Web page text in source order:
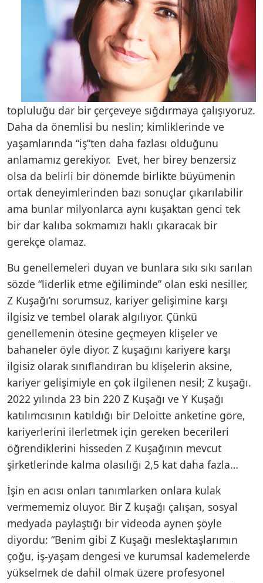
topluluğu dar bir çerçeveye sığdırmaya çalışıyoruz.
Daha da önemlisi bu neslin; kimliklerinde ve
yaşamlarında “iş”ten daha fazlası olduğunu
anlamamız gerekiyor. Evet, her birey benzersiz
olsa da belirli bir dönemde birlikte büyümenin
ortak deneyimlerinden bazı sonuçlar çıkarılabilir
ama bunlar milyonlarca aynı kuşaktan genci tek
bir dar kalıba sokmamızı haklı çıkaracak bir
gerekçe olamaz.
Bu genellemeleri duyan ve bunlara sıkı sıkı sarılan
sözde “liderlik etme eğiliminde” olan eski nesiller,
Z Kuşağı’nı sorumsuz, kariyer gelişimine karşı
ilgisiz ve tembel olarak algılıyor. Çünkü
genellemenin ötesine geçmeyen klişeler ve
bahaneler öyle diyor. Z kuşağını kariyere karşı
ilgisiz olarak sınıflandıran bu klişelerin aksine,
kariyer gelişimiyle en çok ilgilenen nesil; Z kuşağı.
2022 yılında 23 bin 220 Z Kuşağı ve Y Kuşağı
katılımcısının katıldığı bir Deloitte anketine göre,
kariyerlerini ilerletmek için gereken becerileri
öğrendiklerini hisseden Z Kuşağının mevcut
şirketlerinde kalma olasılığı 2,5 kat daha fazla…
İşin en acısı onları tanımlarken onlara kulak
vermememiz oluyor. Bir Z kuşağı çalışan, sosyal
medyada paylaştığı bir videoda aynen şöyle
diyordu: “Benim gibi Z Kuşağı meslektaşlarımın
çoğu, iş-yaşam dengesi ve kurumsal kademelerde
yükselmek de dahil olmak üzere profesyonel